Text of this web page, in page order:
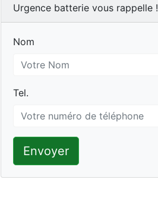
Urgence batterie vous rappelle !
Nom
Nom
Tel.
Tel.
Envoyer